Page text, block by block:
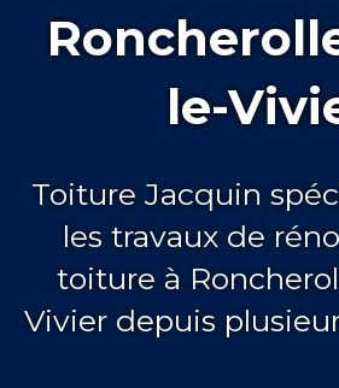
le-
Toiture Jacquin
les travaux de
toiture à
Vivier depuis